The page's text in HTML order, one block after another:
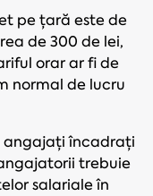
pe țară este de
de 300 de lei,
orar ar fi de
normal de lucru
angajați încadrați
trebuie
salariale în